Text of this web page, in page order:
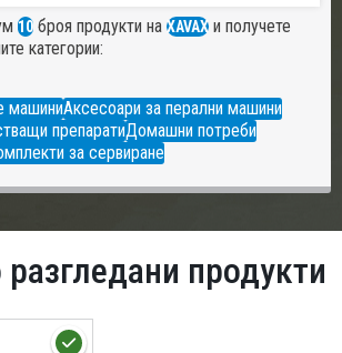
10 броя продукти на XAVAX и получете
категории:
машиниАксесоари за перални машини
препаратиДомашни потреби
за сервиране
продукти